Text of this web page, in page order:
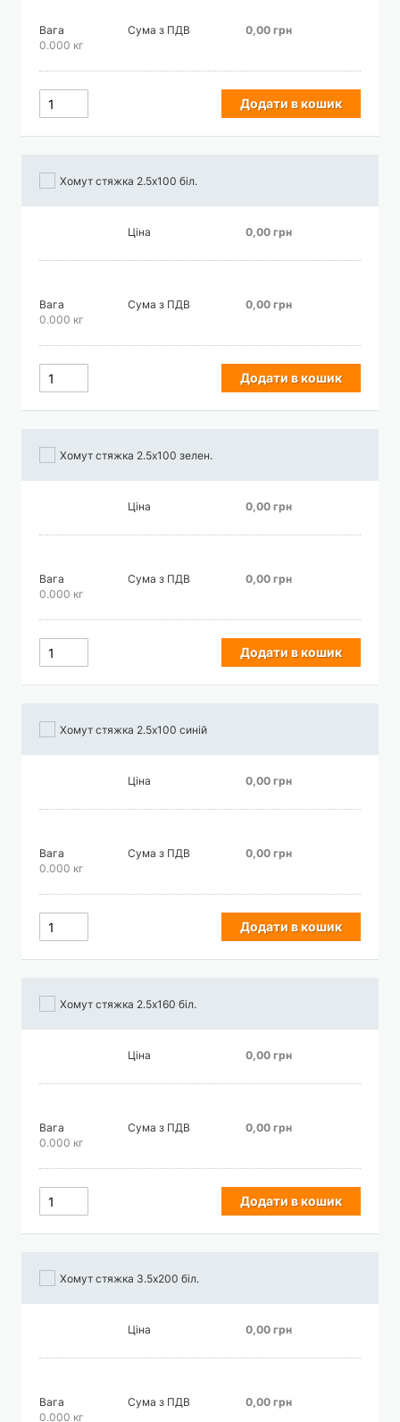
Вага
0.000 кг
Сума з ПДВ 0,00 грн
Додати в кошик
Хомут стяжка 2.5х100 біл.
Ціна 0,00 грн
Вага
0.000 кг
Сума з ПДВ 0,00 грн
Додати в кошик
Хомут стяжка 2.5х100 зелен.
Ціна 0,00 грн
Вага
0.000 кг
Сума з ПДВ 0,00 грн
Додати в кошик
Хомут стяжка 2.5х100 синій
Ціна 0,00 грн
Вага
0.000 кг
Сума з ПДВ 0,00 грн
Додати в кошик
Хомут стяжка 2.5х160 біл.
Ціна 0,00 грн
Вага
0.000 кг
Сума з ПДВ 0,00 грн
Додати в кошик
Хомут стяжка 3.5х200 біл.
Ціна 0,00 грн
Вага
0.000 кг
Сума з ПДВ 0,00 грн